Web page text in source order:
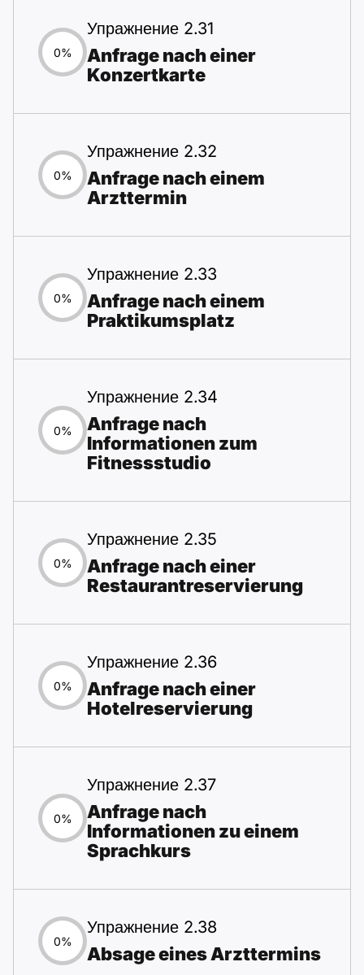
0%
Упражнение 2.31
Anfrage nach einer
Konzertkarte
0%
Упражнение 2.32
Anfrage nach einem
Arzttermin
0%
Упражнение 2.33
Anfrage nach einem
Praktikumsplatz
0%
Упражнение 2.34
Anfrage nach
Informationen zum
Fitnessstudio
0%
Упражнение 2.35
Anfrage nach einer
Restaurantreservierung
0%
Упражнение 2.36
Anfrage nach einer
Hotelreservierung
0%
Упражнение 2.37
Anfrage nach
Informationen zu einem
Sprachkurs
0%
Упражнение 2.38
Absage eines Arzttermins